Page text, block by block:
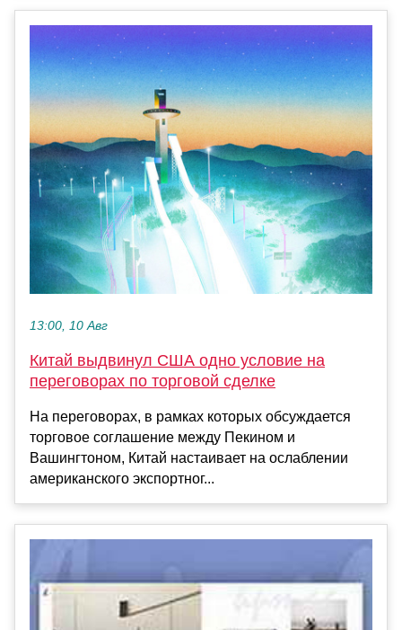
13:00, 10 Авг
Китай выдвинул США одно условие на
переговорах по торговой сделке
На переговорах, в рамках которых обсуждается
торговое соглашение между Пекином и
Вашингтоном, Китай настаивает на ослаблении
американского экспортног...